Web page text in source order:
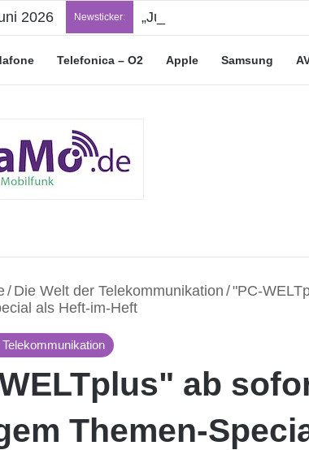
2026 Newsticker: „Junge Leute“-Tarife:
Telefonica – O2 Apple Samsung
/ Die Welt der Telekommunikation /"PC-
als Heft-im-Heft
ab
Themen-